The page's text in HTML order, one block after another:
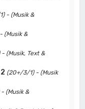
- (Musik &
(Musik &
(Musik, Text &
2 (20+/3/1) - (Musik
(Musik &